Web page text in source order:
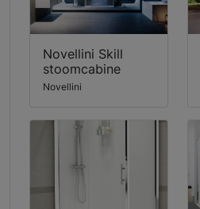
Novellini Skill
stoomcabine
Novellini